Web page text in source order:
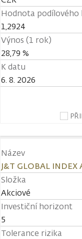
Hodnota podílového
1,2924
Výnos (1 rok)
28,79 %
K datu
6. 8. 2026
Název
J&T GLOBAL INDEX
Složka
Akciové
Investiční horizont
5
Tolerance rizika